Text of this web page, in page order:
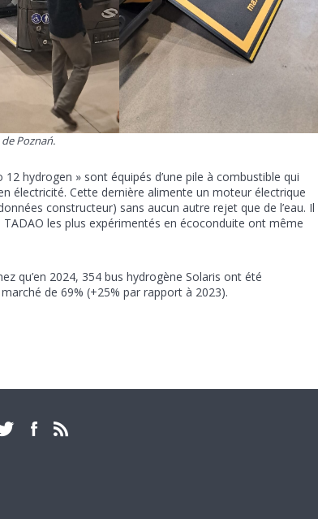
Poznań.
hydrogen » sont équipés d’une pile à combustible qui
électricité. Cette dernière alimente un moteur électrique
constructeur) sans aucun autre rejet que de l’eau. Il
les plus expérimentés en écoconduite ont même
qu’en 2024, 354 bus hydrogène Solaris ont été
de 69% (+25% par rapport à 2023).
: